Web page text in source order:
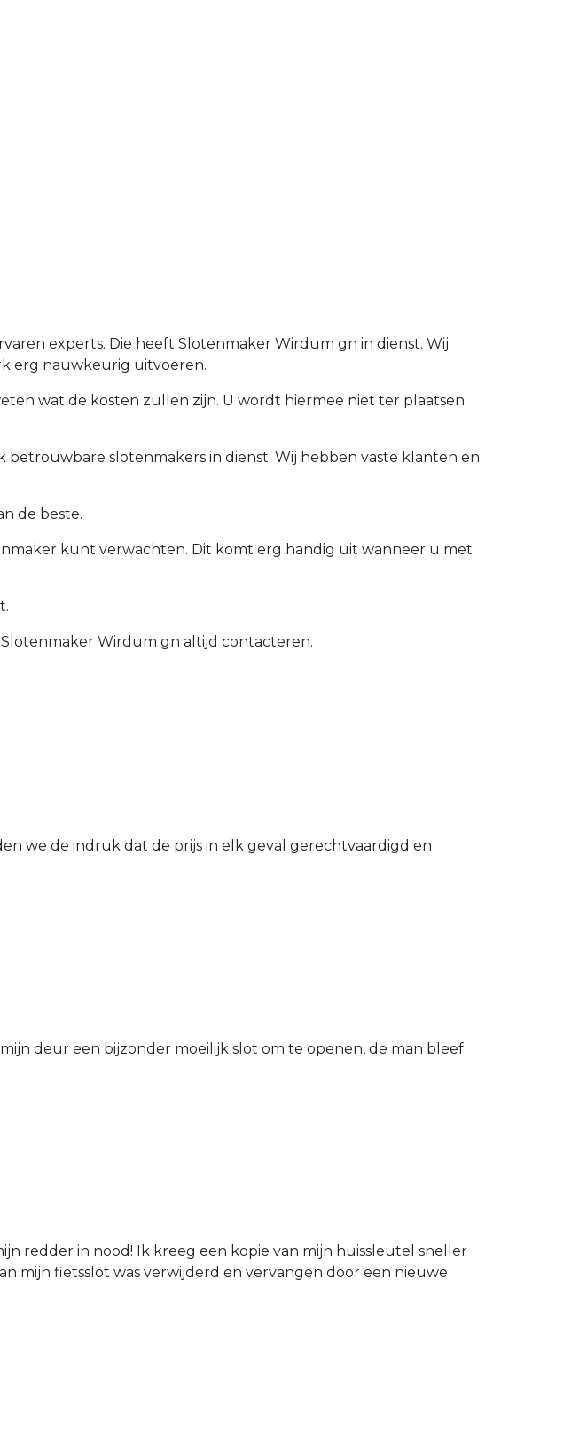
experts. Die heeft Slotenmaker Wirdum gn in dienst. Wij
erg nauwkeurig uitvoeren.
wat de kosten zullen zijn. U wordt hiermee niet ter plaatsen
slotenmakers in dienst. Wij hebben vaste klanten en
de beste.
kunt verwachten. Dit komt erg handig uit wanneer u met
Wirdum gn altijd contacteren.
we de indruk dat de prijs in elk geval gerechtvaardigd en
deur een bijzonder moeilijk slot om te openen, de man bleef
redder in nood! Ik kreeg een kopie van mijn huissleutel sneller
mijn fietsslot was verwijderd en vervangen door een nieuwe